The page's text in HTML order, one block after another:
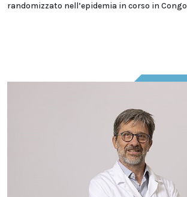
randomizzato nell’epidemia in corso in Congo